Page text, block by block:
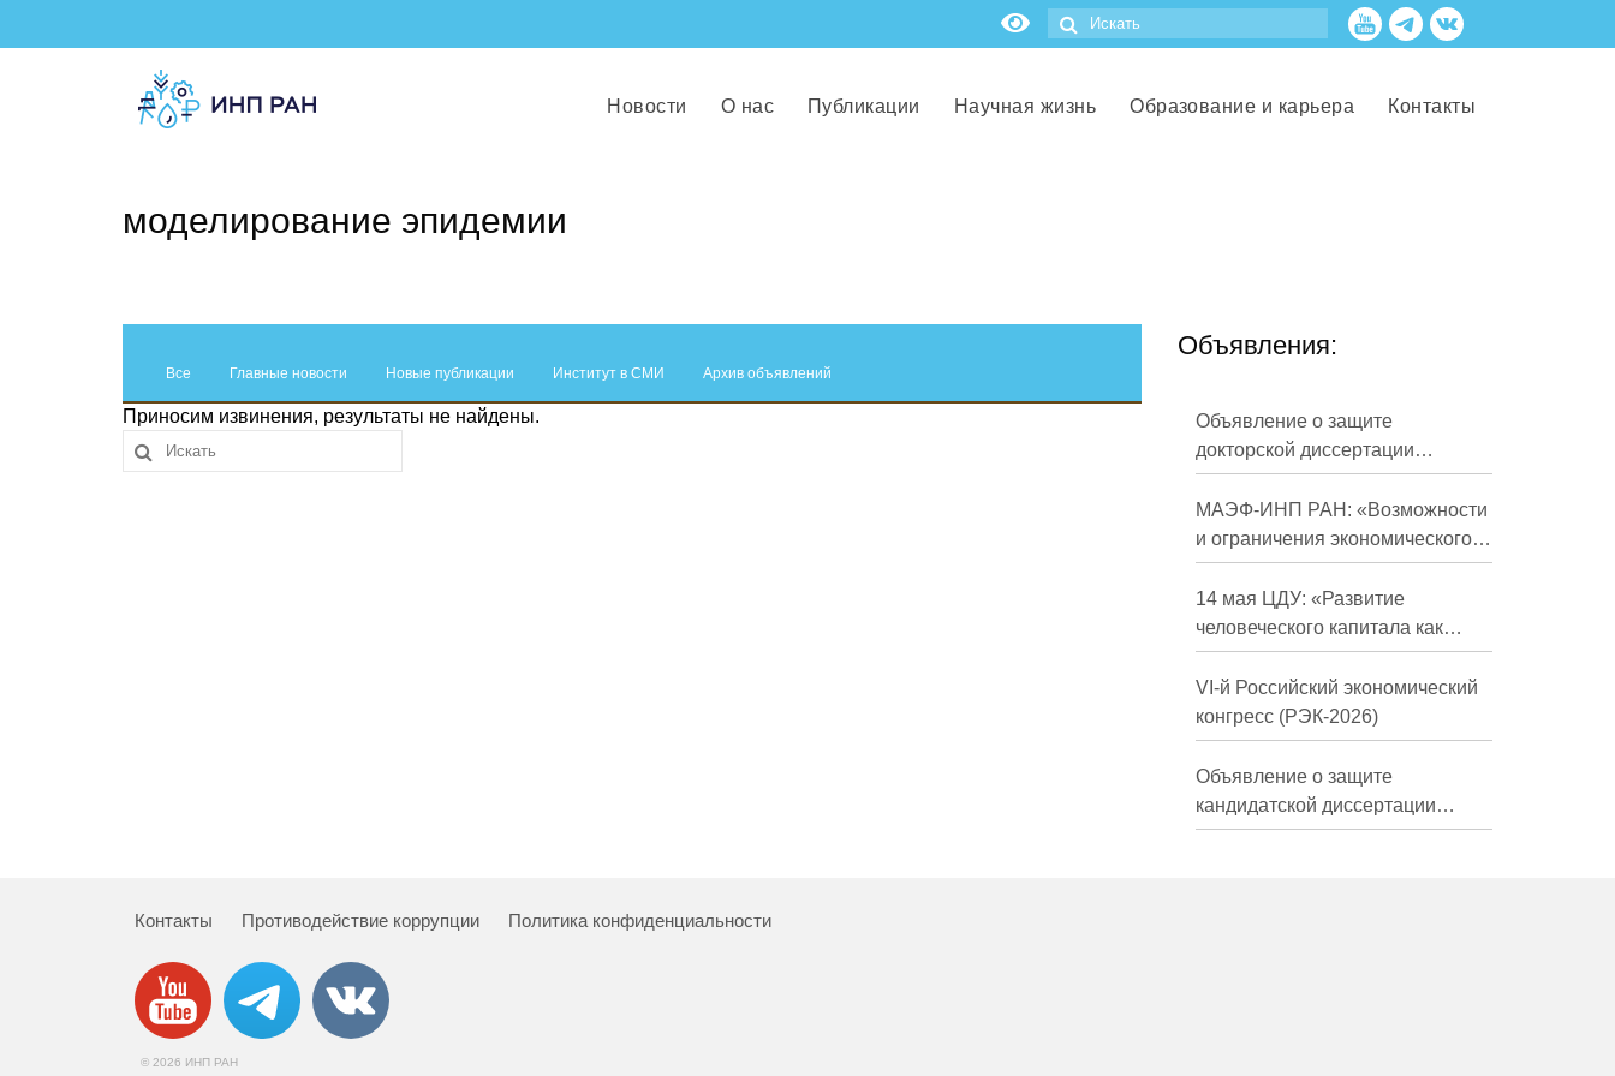
Новости О нас Публикации Научная жизнь Образование и карьера Контакты
моделирование эпидемии
Все Главные новости Новые публикации Институт в СМИ Архив объявлений
Приносим извинения, результаты не найдены.
Объявления:
Объявление о защите
докторской диссертации
Кузнецова Михаила
Евгеньевича
МАЭФ-ИНП РАН: «Возможности
и ограничения экономического
развития России в средне- и
долгосрочной перспективе»
14 мая ЦДУ: «Развитие
человеческого капитала как
фактор экономического роста»
VI-й Российский экономический
конгресс (РЭК-2026)
Объявление о защите
кандидатской диссертации
Трындиной Николь Сергеевны
Контакты Противодействие коррупции Политика конфиденциальности
© 2026 ИНП РАН